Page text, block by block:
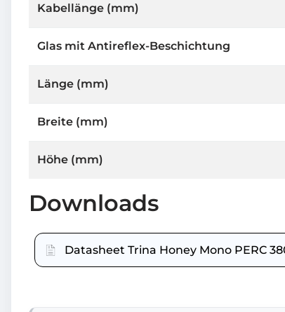
Kabellänge (mm)
Glas mit Antireflex-Beschichtung
Länge (mm)
Breite (mm)
Höhe (mm)
Downloads
Datasheet Trina Honey Mono PERC